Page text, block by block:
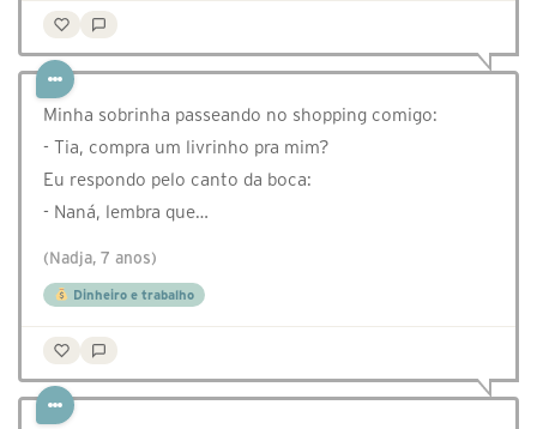
Minha sobrinha passeando no shopping comigo:
- Tia, compra um livrinho pra mim?
Eu respondo pelo canto da boca:
- Naná, lembra que…
(Nadja, 7 anos)
Dinheiro e trabalho